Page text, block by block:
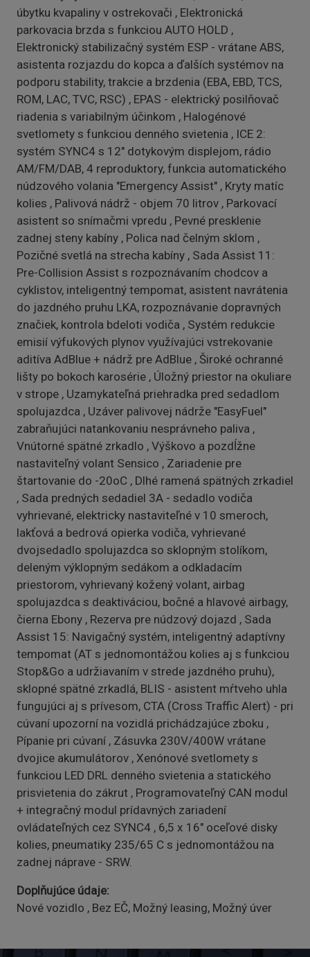
úbytku kvapaliny v ostrekovači , Elektronická
parkovacia brzda s funkciou AUTO HOLD ,
Elektronický stabilizačný systém ESP - vrátane ABS,
asistenta rozjazdu do kopca a ďalších systémov na
podporu stability, trakcie a brzdenia (EBA, EBD, TCS,
ROM, LAC, TVC, RSC) , EPAS - elektrický posilňovač
riadenia s variabilným účinkom , Halogénové
svetlomety s funkciou denného svietenia , ICE 2:
systém SYNC4 s 12" dotykovým displejom, rádio
AM/FM/DAB, 4 reproduktory, funkcia automatického
núdzového volania "Emergency Assist" , Kryty matíc
kolies , Palivová nádrž - objem 70 litrov , Parkovací
asistent so snímačmi vpredu , Pevné presklenie
zadnej steny kabíny , Polica nad čelným sklom ,
Pozičné svetlá na strecha kabíny , Sada Assist 11:
Pre-Collision Assist s rozpoznávaním chodcov a
cyklistov, inteligentný tempomat, asistent navrátenia
do jazdného pruhu LKA, rozpoznávanie dopravných
značiek, kontrola bdeloti vodiča , Systém redukcie
emisií výfukových plynov využívajúci vstrekovanie
aditíva AdBlue + nádrž pre AdBlue , Široké ochranné
lišty po bokoch karosérie , Úložný priestor na okuliare
v strope , Uzamykateľná priehradka pred sedadlom
spolujazdca , Uzáver palivovej nádrže "EasyFuel"
zabraňujúci natankovaniu nesprávneho paliva ,
Vnútorné spätné zrkadlo , Výškovo a pozdĺžne
nastaviteľný volant Sensico , Zariadenie pre
štartovanie do -20oC , Dlhé ramená spätných zrkadiel
, Sada predných sedadiel 3A - sedadlo vodiča
vyhrievané, elektricky nastaviteľné v 10 smeroch,
lakťová a bedrová opierka vodiča, vyhrievané
dvojsedadlo spolujazdca so sklopným stolíkom,
deleným výklopným sedákom a odkladacím
priestorom, vyhrievaný kožený volant, airbag
spolujazdca s deaktiváciou, bočné a hlavové airbagy,
čierna Ebony , Rezerva pre núdzový dojazd , Sada
Assist 15: Navigačný systém, inteligentný adaptívny
tempomat (AT s jednomontážou kolies aj s funkciou
Stop&Go a udržiavaním v strede jazdného pruhu),
sklopné spätné zrkadlá, BLIS - asistent mŕtveho uhla
fungujúci aj s prívesom, CTA (Cross Traffic Alert) - pri
cúvaní upozorní na vozidlá prichádzajúce zboku ,
Pípanie pri cúvaní , Zásuvka 230V/400W vrátane
dvojice akumulátorov , Xenónové svetlomety s
funkciou LED DRL denného svietenia a statického
prisvietenia do zákrut , Programovateľný CAN modul
+ integračný modul prídavných zariadení
ovládateľných cez SYNC4 , 6,5 x 16" oceľové disky
kolies, pneumatiky 235/65 C s jednomontážou na
zadnej náprave - SRW.
Doplňujúce údaje
Nové vozidlo , Bez EČ, Možný leasing, Možný úver